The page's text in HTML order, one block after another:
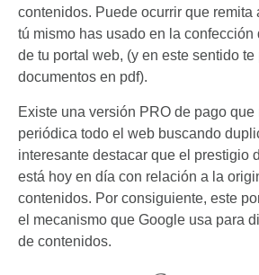
contenidos. Puede ocurrir que remita
tú mismo has usado en la
de tu portal web, (y en este sentido
documentos en pdf).
Existe una versión PRO de pago que
periódica todo el web buscando
interesante destacar que el prestigio
está hoy en día con relación a la
contenidos. Por consiguiente, este
el mecanismo que Google usa para
de contenidos.